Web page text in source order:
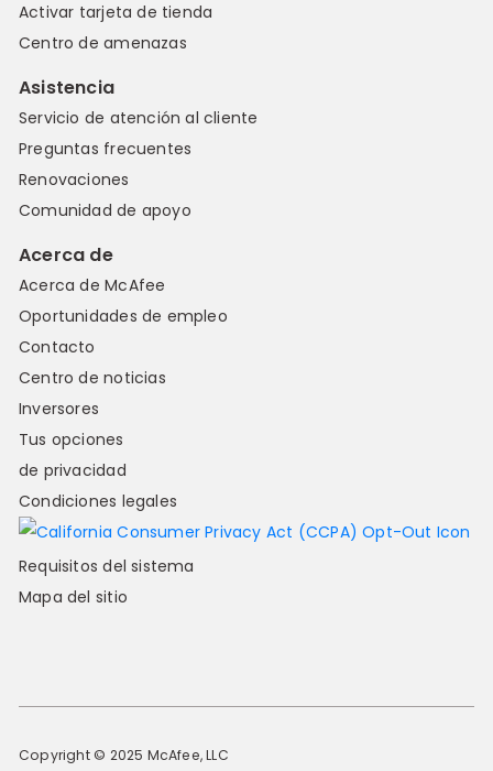
Activar tarjeta de tienda
Centro de amenazas
Asistencia
Servicio de atención al cliente
Preguntas frecuentes
Renovaciones
Comunidad de apoyo
Acerca de
Acerca de McAfee
Oportunidades de empleo
Contacto
Centro de noticias
Inversores
Tus opciones
de privacidad
Condiciones legales
Requisitos del sistema
Mapa del sitio
Copyright © 2025 McAfee, LLC